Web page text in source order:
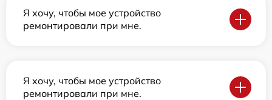
Я хочу, чтобы мое устройство
ремонтировали при мне.
Я хочу, чтобы мое устройство
ремонтировали при мне.